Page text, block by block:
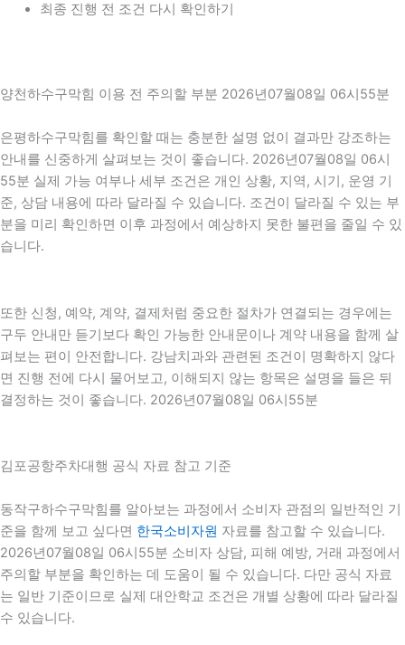
최종 진행 전 조건 다시 확인하기
양천하수구막힘 이용 전 주의할 부분 2026년07월08일 06시55분
은평하수구막힘를 확인할 때는 충분한 설명 없이 결과만 강조하는
안내를 신중하게 살펴보는 것이 좋습니다. 2026년07월08일 06시
55분 실제 가능 여부나 세부 조건은 개인 상황, 지역, 시기, 운영 기
준, 상담 내용에 따라 달라질 수 있습니다. 조건이 달라질 수 있는 부
분을 미리 확인하면 이후 과정에서 예상하지 못한 불편을 줄일 수 있
습니다.
또한 신청, 예약, 계약, 결제처럼 중요한 절차가 연결되는 경우에는
구두 안내만 듣기보다 확인 가능한 안내문이나 계약 내용을 함께 살
펴보는 편이 안전합니다. 강남치과와 관련된 조건이 명확하지 않다
면 진행 전에 다시 물어보고, 이해되지 않는 항목은 설명을 들은 뒤
결정하는 것이 좋습니다. 2026년07월08일 06시55분
김포공항주차대행 공식 자료 참고 기준
동작구하수구막힘를 알아보는 과정에서 소비자 관점의 일반적인 기
준을 함께 보고 싶다면 한국소비자원 자료를 참고할 수 있습니다.
2026년07월08일 06시55분 소비자 상담, 피해 예방, 거래 과정에서
주의할 부분을 확인하는 데 도움이 될 수 있습니다. 다만 공식 자료
는 일반 기준이므로 실제 대안학교 조건은 개별 상황에 따라 달라질
수 있습니다.